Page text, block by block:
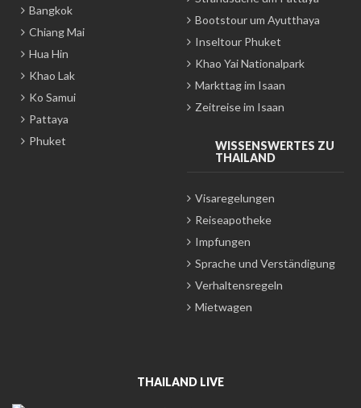
Bangkok
Chiang Mai
Hua Hin
Khao Lak
Ko Samui
Pattaya
Phuket
Bootstour um Ayutthaya
Inseltour Phuket
Khao Yai Nationalpark
Markttag im Isaan
Zeitreise im Isaan
WISSENSWERTES ZU
THAILAND
Visaregelungen
Reiseapotheke
Impfungen
Sprache und Verständigung
Verhaltensregeln
Mietwagen
THAILAND LIVE